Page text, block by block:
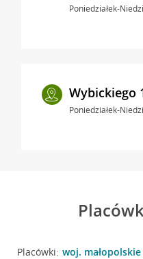
Poniedziałek-
Wybickiego
Poniedziałek-
Placówki: woj. małopolskie